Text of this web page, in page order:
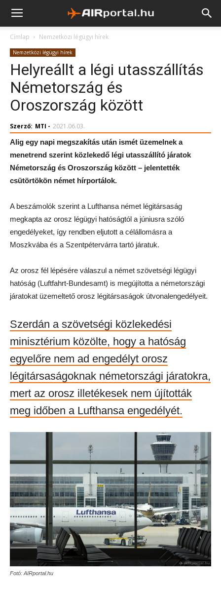
Címlap Nemzetközi légügyi hírek
Nemzetközi légügyi hírek
Helyreállt a légi utasszállítás
Németország és
Oroszország között
Szerző: MTI - 2021.06.03.
Alig egy napi megszakítás után ismét üzemelnek a
menetrend szerint közlekedő légi utasszállító járatok
Németország és Oroszország között – jelentették
csütörtökön német hírportálok.
A beszámolók szerint a Lufthansa német légitársaság
megkapta az orosz légügyi hatóságtól a júniusra szóló
engedélyeket, így rendben eljutott a célállomásra a
Moszkvába és a Szentpétervárra tartó járatuk.
Az orosz fél lépésére válaszul a német szövetségi légügyi
hatóság (Luftfahrt-Bundesamt) is megújította a németországi
járatokat üzemeltető orosz légitársaságok útvonalengedélyeit.
Szerdán a szövetségi közlekedési
minisztérium közölte, hogy a hatóság
egyelőre nem ad engedélyt orosz
légitársaságoknak németországi járatokra,
mert az orosz illetékesek nem újították
meg időben a Lufthansa engedélyét.
Fotó: AIRportal.hu